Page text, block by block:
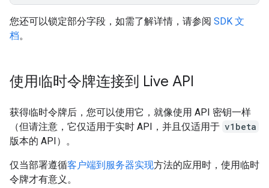
您还可以锁定部分字段，如需了解详情，请参阅 SDK 文
档。
使用临时令牌连接到 Live API
获得临时令牌后，您可以使用它，就像使用 API 密钥一样
（但请注意，它仅适用于实时 API，并且仅适用于 v1beta
版本的 API）。
仅当部署遵循客户端到服务器实现方法的应用时，使用临时
令牌才有意义。